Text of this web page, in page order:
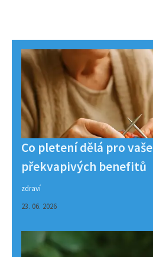
Co pletení dělá pro
překvapivých benefitů
zdraví
23. 06. 2026